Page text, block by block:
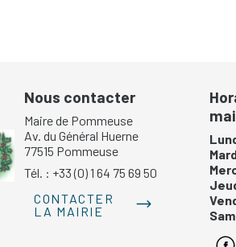
Nous contacter
Maire de Pommeuse
Av. du Général Huerne
77515 Pommeuse
Tél. : +33 (0) 1 64 75 69 50
CONTACTER
LA MAIRIE